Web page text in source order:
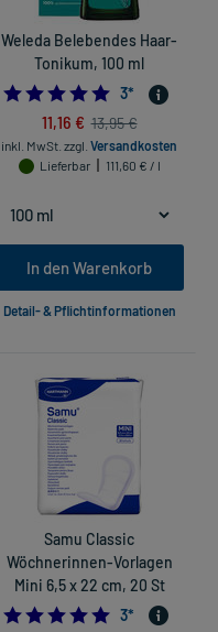
Weleda Belebendes Haar-
Tonikum, 100 ml
5.0
3*
11,16 € 13,95 €
inkl. MwSt. zzgl. Versandkosten
Lieferbar
111,60 € / l
In den Warenkorb
Detail- & Pflichtinformationen
Samu Classic
Wöchnerinnen-Vorlagen
Mini 6,5 x 22 cm, 20 St
5.0
3*